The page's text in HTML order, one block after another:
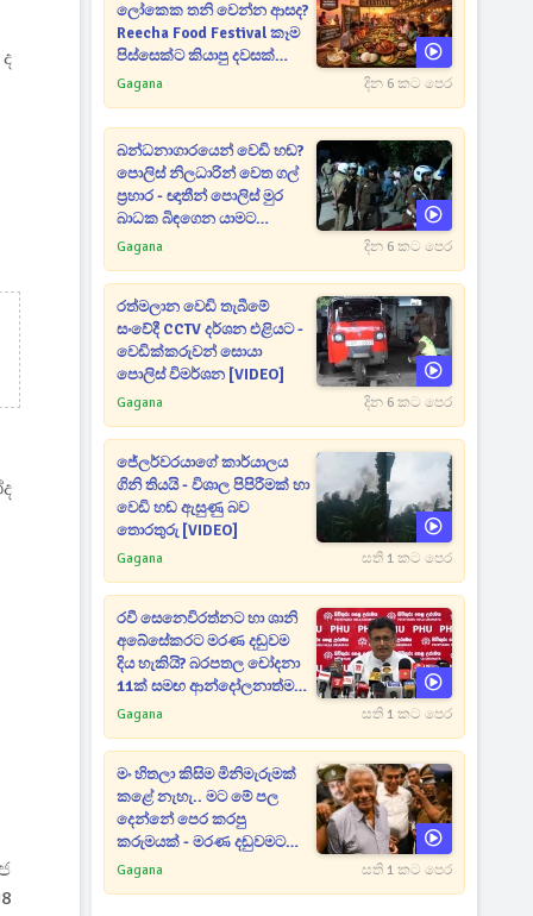
ලෝකෙක තනි වෙන්න ආසද?
Reecha Food Festival කෑම
පිස්සෙක්ට කියාපු දවසක්
මෙන්න
Gagana දින 6 කට පෙර
බන්ධනාගාරයෙන් වෙඩි හඬ?
පොලිස් නිලධාරින් වෙත ගල්
ප්‍රහාර - ඥාතීන් පොලිස් මුර
බාධක බිඳගෙන යාමට
උත්සාහයක [VIDEO]
Gagana දින 6 කට පෙර
රත්මලාන වෙඩි තැබීමේ
සංවේදී CCTV දර්ශන එළියට -
වෙඩික්කරුවන් සොයා
පොලිස් විමර්ශන [VIDEO]
Gagana දින 6 කට පෙර
ජේලර්වරයාගේ කාර්යාලය
ගිනි තියයි - විශාල පිපිරීමක් හා
වෙඩි හඬ ඇසුණු බව
තොරතුරු [VIDEO]
Gagana සති 1 කට පෙර
රවී සෙනෙවිරත්නට හා ශානි
අබේසේකරට මරණ දඬුවම
දිය හැකියි? බරපතල චෝදනා
11ක් සමඟ ආන්දෝලනාත්මක
ප්‍රකාශයක් [VIDEO]
Gagana සති 1 කට පෙර
මං හිතලා කිසිම මිනිමැරුමක්
කළේ නැහැ.. මට මේ පල
දෙන්නේ පෙර කරපු
කරුමයක් - මරණ දඬුවමට
කළින් කට ඇරපු පූජිත් හඬා
Gagana සති 1 කට පෙර